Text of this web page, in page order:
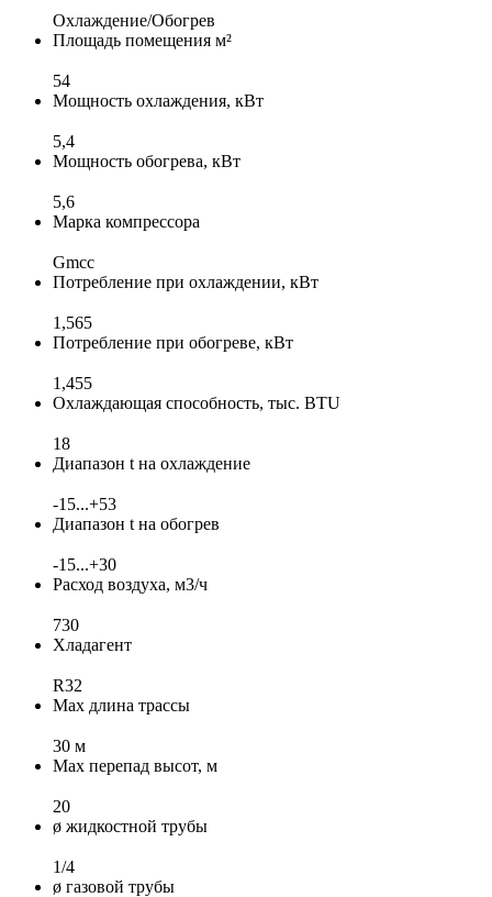
Охлаждение/Обогрев
Площадь помещения м²
54
Мощность охлаждения, кВт
5,4
Мощность обогрева, кВт
5,6
Марка компрессора
Gmcc
Потребление при охлаждении, кВт
1,565
Потребление при обогреве, кВт
1,455
Охлаждающая способность, тыс. BTU
18
Диапазон t на охлаждение
-15...+53
Диапазон t на обогрев
-15...+30
Расход воздуха, м3/ч
730
Хладагент
R32
Max длина трассы
30 м
Max перепад высот, м
20
ø жидкостной трубы
1/4
ø газовой трубы